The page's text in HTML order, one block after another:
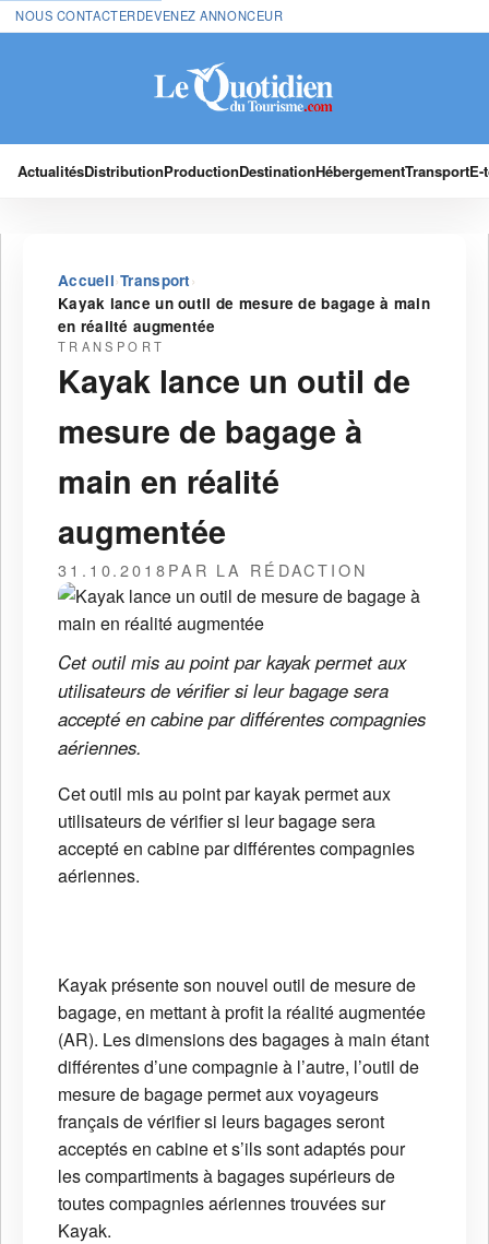
NOUS CONTACTERDEVENEZ ANNONCEUR
ActualitésDistributionProductionDestinationHébergementTransport
Accueil›Transport ›
Kayak lance un outil de mesure de bagage à main
en réalité augmentée
TRANSPORT
Kayak lance un outil de
mesure de bagage à
main en réalité
augmentée
31.10.2018PAR LA RÉDACTION
Cet outil mis au point par kayak permet aux
utilisateurs de vérifier si leur bagage sera
accepté en cabine par différentes compagnies
aériennes.
Cet outil mis au point par kayak permet aux
utilisateurs de vérifier si leur bagage sera
accepté en cabine par différentes compagnies
aériennes.
Kayak présente son nouvel outil de mesure de
bagage, en mettant à profit la réalité augmentée
(AR). Les dimensions des bagages à main étant
différentes d’une compagnie à l’autre, l’outil de
mesure de bagage permet aux voyageurs
français de vérifier si leurs bagages seront
acceptés en cabine et s’ils sont adaptés pour
les compartiments à bagages supérieurs de
toutes compagnies aériennes trouvées sur
Kayak.